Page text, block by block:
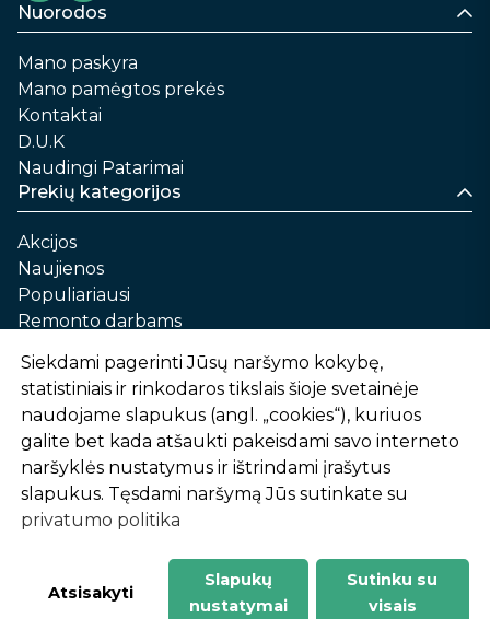
Nuorodos
Mano paskyra
Mano pamėgtos prekės
Kontaktai
D.U.K
Naudingi Patarimai
Prekių kategorijos
Akcijos
Naujienos
Populiariausi
Remonto darbams
Automobilių priežiūrai
Sodui ir daržui
Informacija
Apie mus
Prekių pirkimo – pardavimo taisyklės
Prekių pristatymas ir atsiėmimas
-
1
2
%
n
u
o
l
a
i
d
Siekdami pagerinti Jūsų naršymo kokybę,
statistiniais ir rinkodaros tikslais šioje svetainėje
naudojame slapukus (angl. „cookies“), kuriuos
galite bet kada atšaukti pakeisdami savo interneto
naršyklės nustatymus ir ištrindami įrašytus
slapukus. Tęsdami naršymą Jūs sutinkate su
privatumo politika
Atsisakyti
Slapukų
nustatymai
Sutinku su
visais